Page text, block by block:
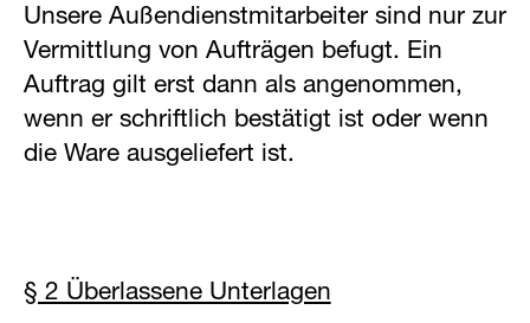
Unsere Außendienstmitarbeiter sind nur zur
Vermittlung von Aufträgen befugt. Ein
Auftrag gilt erst dann als angenommen,
wenn er schriftlich bestätigt ist oder wenn
die Ware ausgeliefert ist.
§ 2 Überlassene Unterlagen